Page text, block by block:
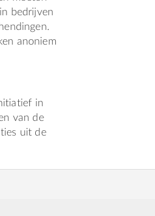
bedrijven
anoniem
in
van de
uit de